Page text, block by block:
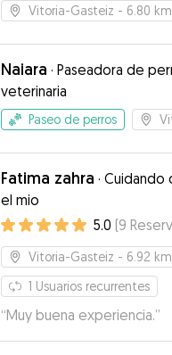
Vitoria-Gasteiz - 6.80 km
Naiara · Paseadora de
veterinaria
Paseo de perros
Fatima zahra · Cuidando
el mio
5.0 (9
Vitoria-Gasteiz - 6.92 km
1 Usuarios recurrentes
“Muy buena experiencia.”